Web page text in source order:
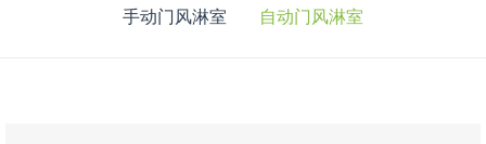
手动门风淋室 自动门风淋室